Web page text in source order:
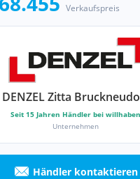
Verkaufspreis
DENZEL Zitta
Seit 15 Jahren Händler bei willhaben
Unternehmen
Händler kontaktieren